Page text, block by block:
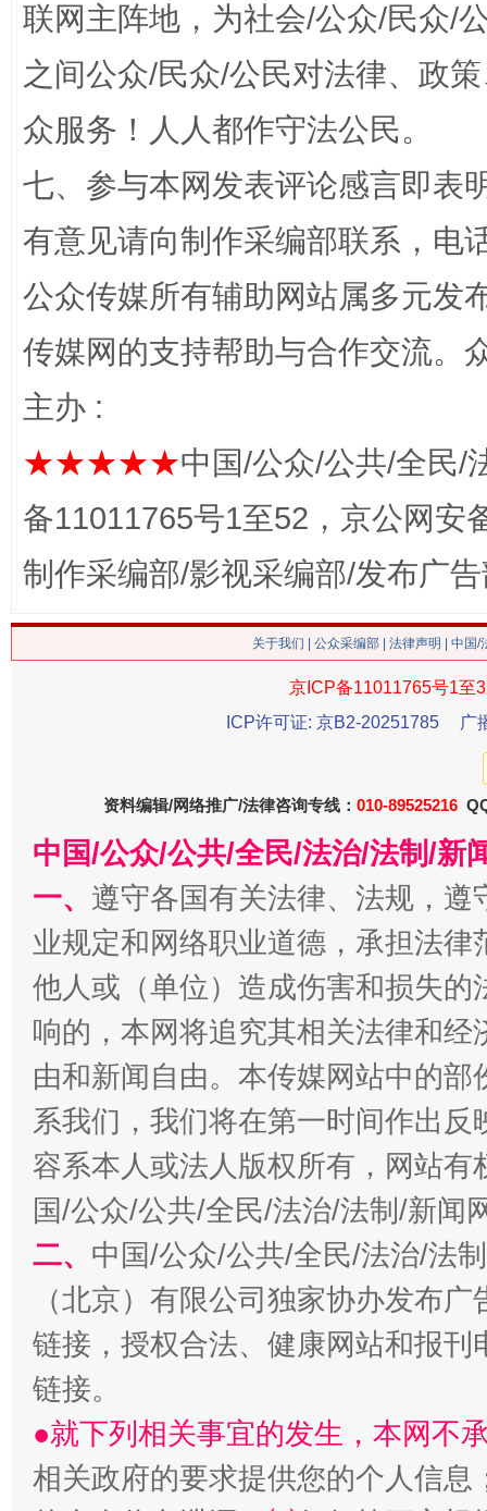
网上购药对药下症？
在谋一域中谋全局
今
习近平的博鳌关键词
魏明
“刷贴”乱象丛生
揭批美国五大"原罪" "炒
联网主阵地，为社会/公众/民众/
之间公众/民众/公民对法律、政
众服务！人人都作守法公民。
七、参与本网发表评论感言即表
有意见请向制作采编部联系，电
公众传媒所有辅助网站属多元发
传媒网的支持帮助与合作交流。
主办 :
★★★★★中国/公众/公共/全民/
备11011765号1至52，京公网安
制作采编部/影视采编部/发布广
关于我们 公众采编部 法律声明 | 中国
京ICP备11011765号1至
ICP许可证: 京B2-20251785
广
资料编辑/网络推广/法律咨询专线： 010-89525216
中国/公众/公共/全民/法治/法制/新
一、 遵守各国有关法律、法规，
业规定和网络职业道德，承担法
他人或（单位）造成伤害和损失
响的，本网将追究其相关法律和
由和新闻自由。本传媒网站中的
系我们，我们将在第一时间作出
容系本人或法人版权所有，网站
国/公众/公共/全民/法治/法制/新闻
二、 中国/公众/公共/全民/法治/法
（北京）有限公司独家协办发布
链接，授权合法、健康网站和报
链接。
●就下列相关事宜的发生，本网不
相关政府的要求提供您的个人信息